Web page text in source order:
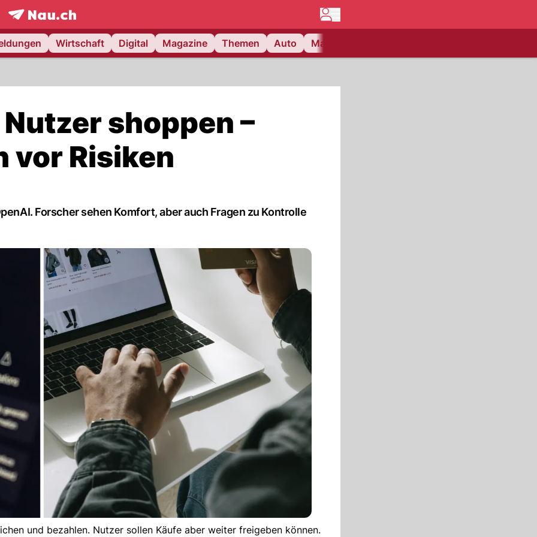
frontpage.NAU.ch
Wirtschaft Digital Magazine Themen Auto Matchcenter
shoppen –
vor Risiken
Forscher sehen Komfort, aber auch Fragen zu Kontrolle
und bezahlen. Nutzer sollen Käufe aber weiter freigeben können.